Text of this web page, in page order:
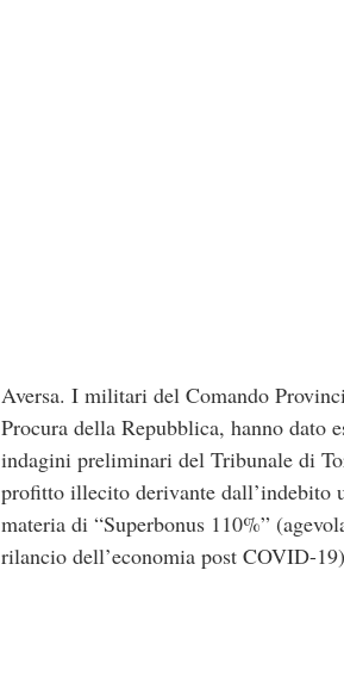
Aversa. I militari del Comando
Procura della Repubblica, hanno dato
indagini preliminari del Tribunale di
profitto illecito derivante dall’indebito
materia di “Superbonus 110%”
rilancio dell’economia post COVID-